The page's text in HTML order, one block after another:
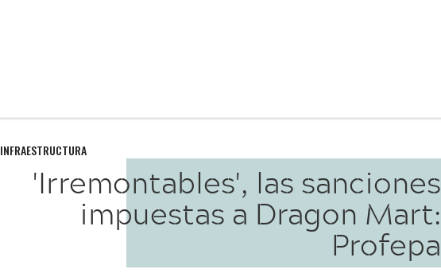
INFRAESTRUCTURA
'Irremontables', las sanciones
impuestas a Dragon Mart:
Profepa